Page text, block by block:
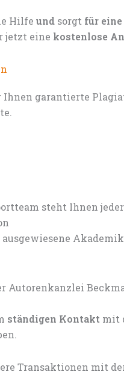
Hilfe und sorgt für
jetzt eine kostenlose
garantierte
ständigen Kontakt mit